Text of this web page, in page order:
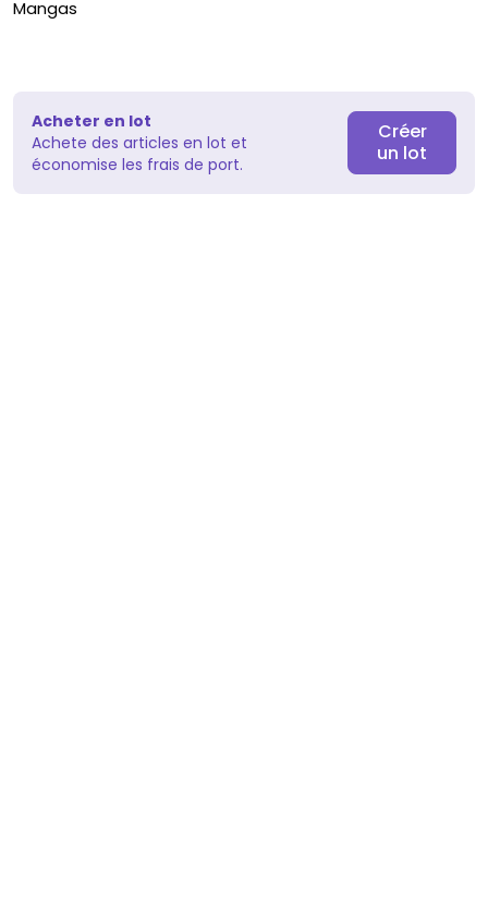
Mangas
Acheter en lot
Achete des articles en lot et
économise les frais de port.
Créer
un lot